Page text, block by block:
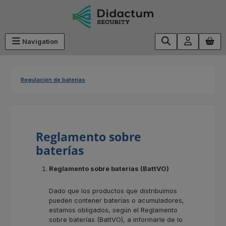
Saltar al contenido principal
Navigation
Regulación de baterías
Reglamento sobre
baterías
Reglamento sobre baterías (BattVO)
Dado que los productos que distribuimos
pueden contener baterías o acumuladores,
estamos obligados, según el Reglamento
sobre baterías (BattVO), a informarle de lo